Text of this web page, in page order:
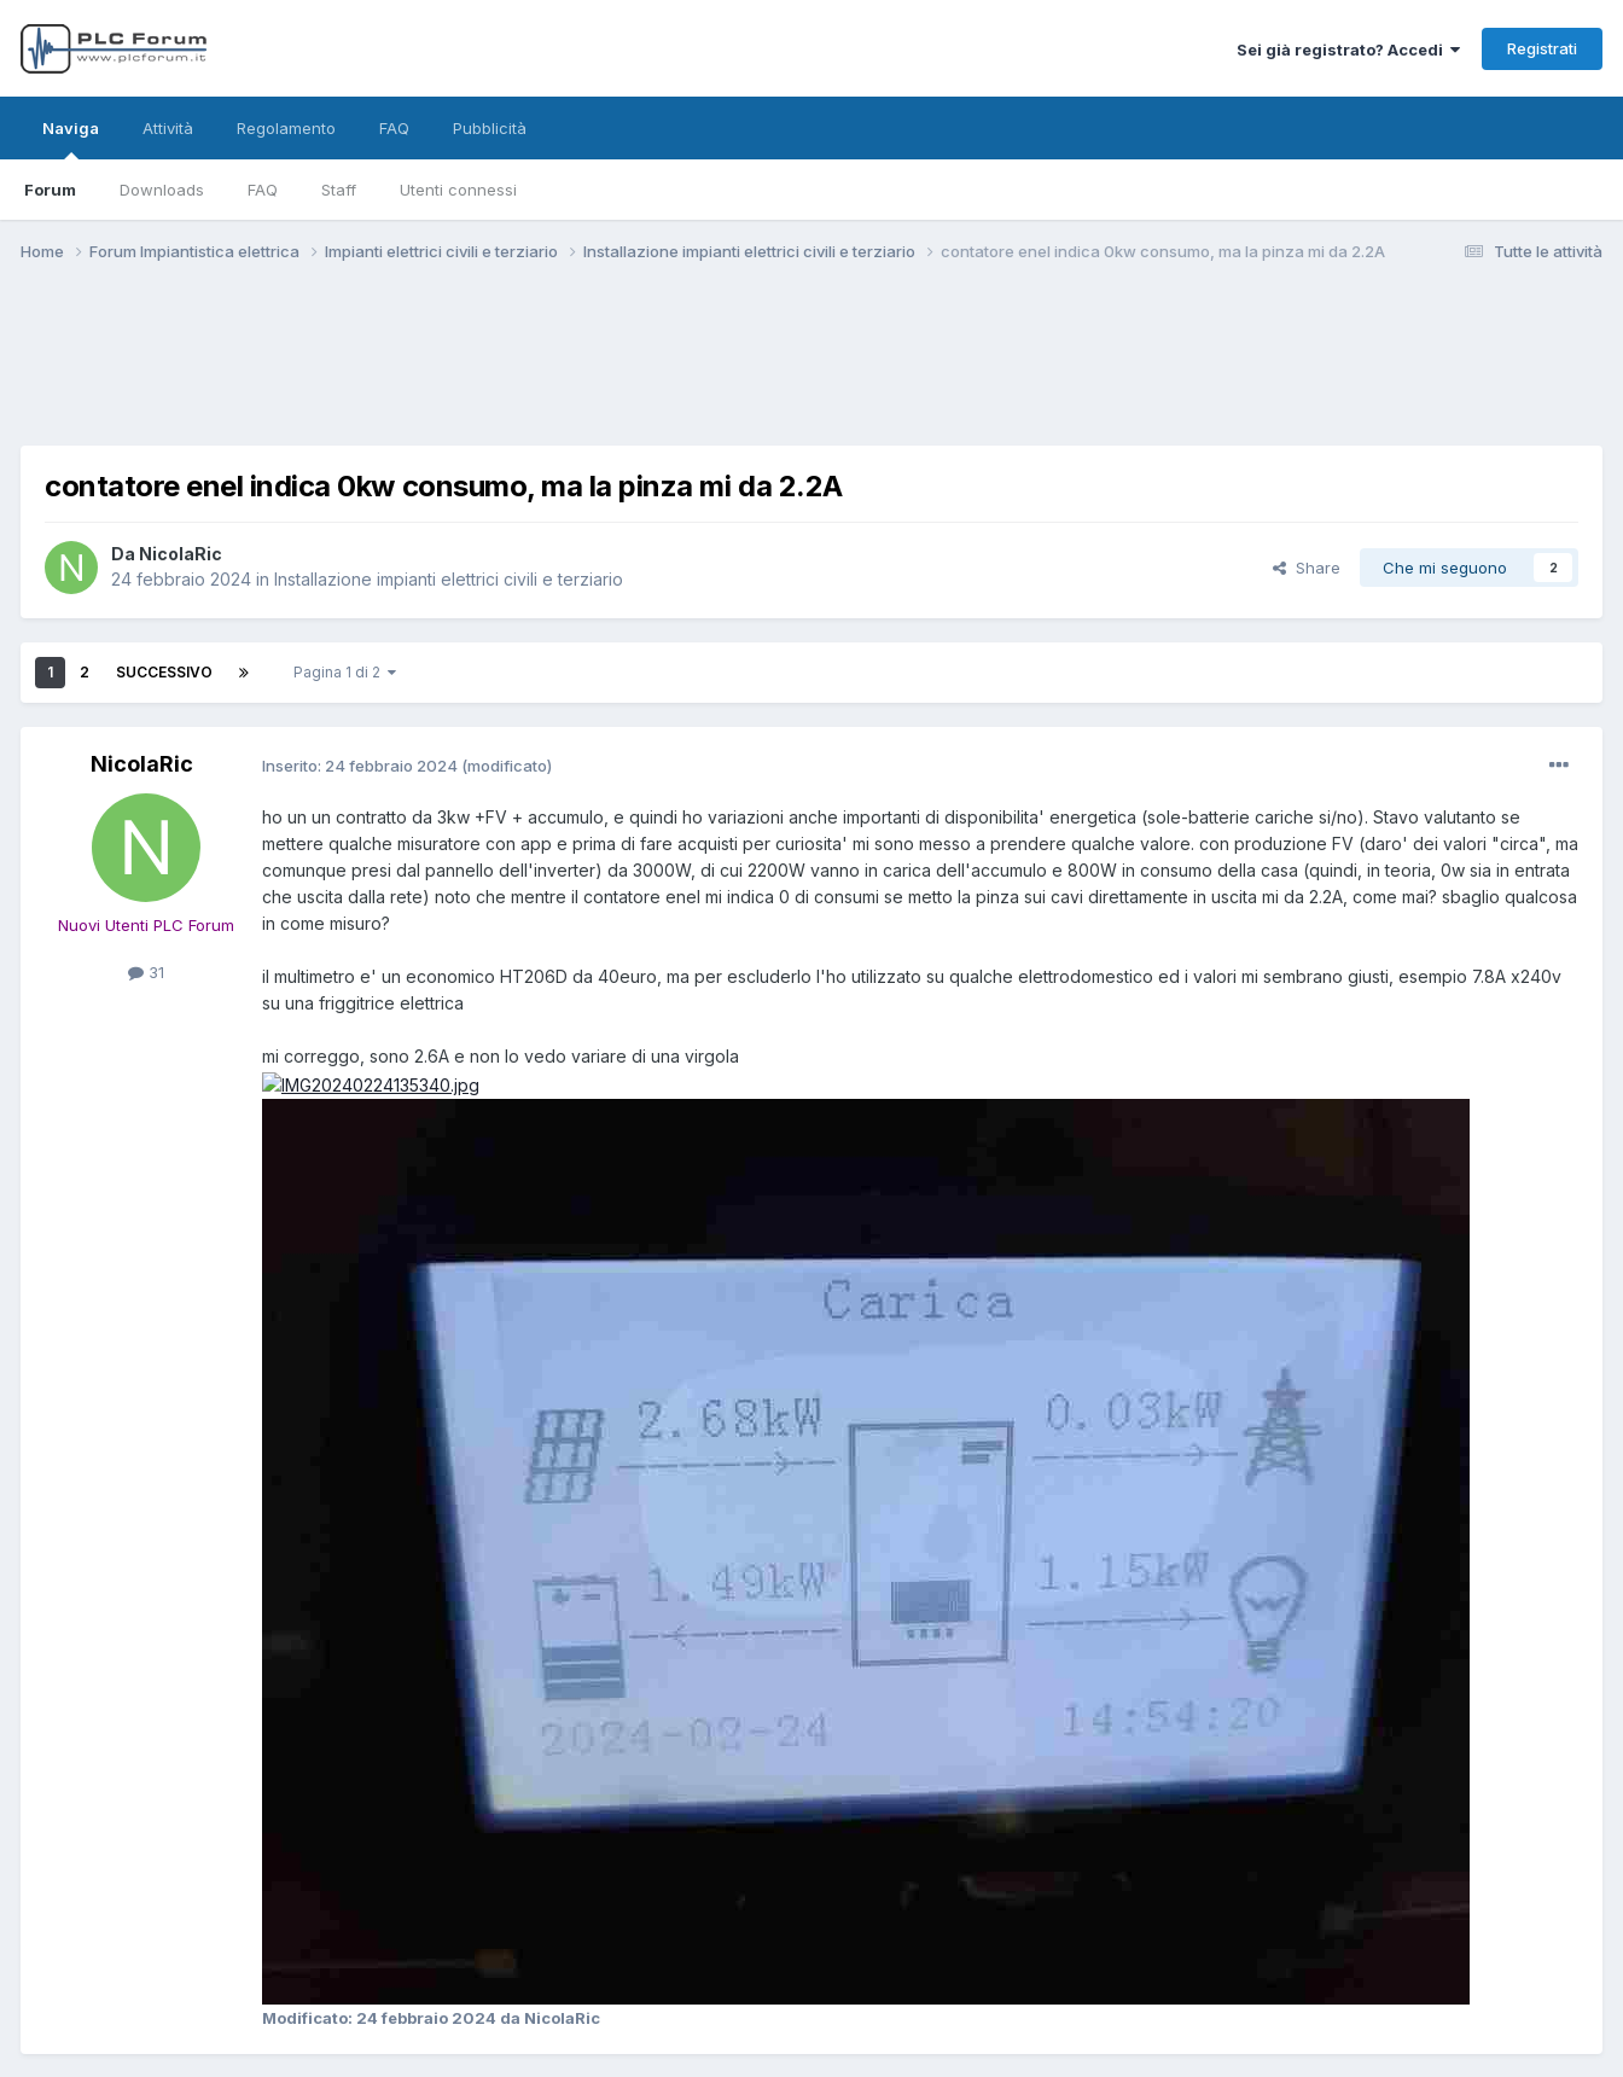
Sei già registrato? Accedi Registrati
Naviga
Forum Downloads FAQ Staff Utenti connessi
Attività Regolamento FAQ Pubblicità
Tutte le attività
Home Forum Impiantistica elettrica Impianti elettrici civili e terziario Installazione impianti elettrici civili e terziario contatore enel indica 0kw consumo, ma la pinza mi da 2.2A
contatore enel indica 0kw consumo, ma la pinza mi da 2.2A
Da NicolaRic
24 febbraio 2024 in Installazione impianti elettrici civili e terziario
Share Che mi seguono 2
1 2 SUCCESSIVO Pagina 1 di 2
NicolaRic
Nuovi Utenti PLC Forum
31
Inserito: 24 febbraio 2024 (modificato)
ho un un contratto da 3kw +FV + accumulo, e quindi ho variazioni anche importanti di disponibilita' energetica (sole-batterie cariche si/no). Stavo valutanto se
mettere qualche misuratore con app e prima di fare acquisti per curiosita' mi sono messo a prendere qualche valore. con produzione FV (daro' dei valori "circa", ma
comunque presi dal pannello dell'inverter) da 3000W, di cui 2200W vanno in carica dell'accumulo e 800W in consumo della casa (quindi, in teoria, 0w sia in entrata
che uscita dalla rete) noto che mentre il contatore enel mi indica 0 di consumi se metto la pinza sui cavi direttamente in uscita mi da 2.2A, come mai? sbaglio qualcosa
in come misuro?
il multimetro e' un economico HT206D da 40euro, ma per escluderlo l'ho utilizzato su qualche elettrodomestico ed i valori mi sembrano giusti, esempio 7.8A x240v
su una friggitrice elettrica
mi correggo, sono 2.6A e non lo vedo variare di una virgola
Modificato: 24 febbraio 2024 da NicolaRic